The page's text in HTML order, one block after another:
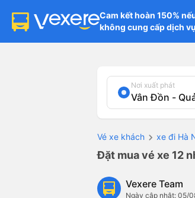
Cam kết hoàn 150%
không cung cấp dịch
Nơi xuất phát
Vé xe khách xe đi Hà
Đặt mua vé xe 12
Vexere Team
Ngày cập nhật: 05/